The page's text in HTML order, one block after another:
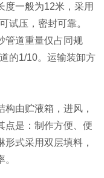
一般为12米，采用
试压，密封可靠。
管道重量仅占同规
的1/10。运输装卸方
由贮液箱，进风，
点是：制作方便、便
式采用双层填料，